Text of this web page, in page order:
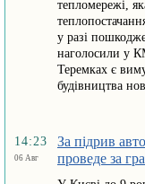
тепломережі,
у разі
наголосили у
Теремках є
будівництва
14:23
06 Авг
За підрив
проведе за